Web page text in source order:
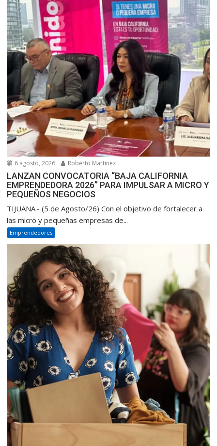
6 agosto, 2026 Roberto Martinez
LANZAN CONVOCATORIA “BAJA CALIFORNIA
EMPRENDEDORA 2026” PARA IMPULSAR A MICRO Y
PEQUEÑOS NEGOCIOS
TIJUANA.- (5 de Agosto/26) Con el objetivo de fortalecer a
las micro y pequeñas empresas de...
Emprendedores